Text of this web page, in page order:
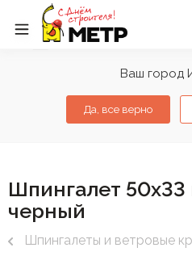
Ваш город
Да, все верно
Шпингалет
черный
Шпингалеты и ветровые